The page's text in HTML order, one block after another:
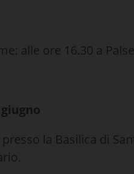
alle ore 16.30 a Palse
la Basilica di